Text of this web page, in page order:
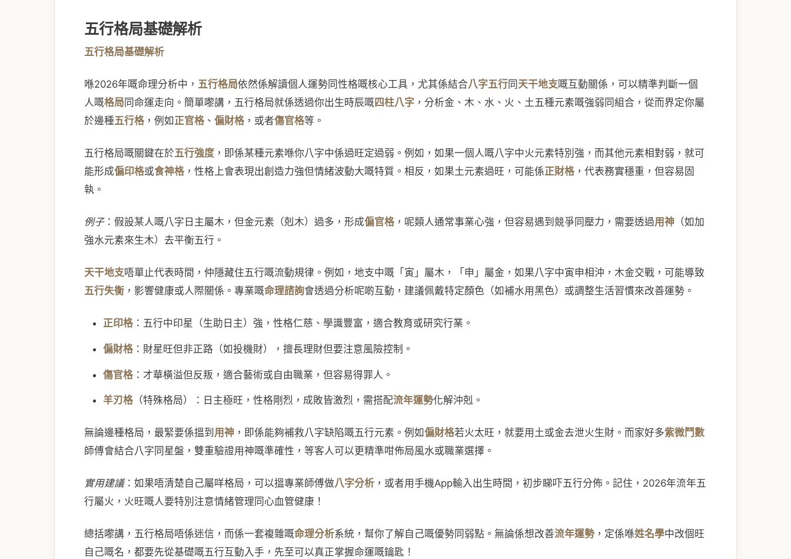
五行格局基礎解析
五行格局基礎解析
喺2026年嘅命理分析中， 五行格局依然係解讀個人運勢同性格嘅核心工具，尤其係結合八字五行同 天干地支嘅互動關係，可以精準判斷一個
人嘅格局 同命運走向。簡單嚟講，五行格局就係透過你出生時辰嘅四柱八字 ，分析金、木、水、火、土五種元素嘅強弱同組合，從而界定你屬
於邊種五行格 ，例如 正官格 、 偏財格 ，或者傷官格等。
五行格局嘅關鍵在於五行強度 ，即係某種元素喺你八字中係過旺定過弱。例如，如果一個人嘅八字中火元素特別強，而其他元素相對弱，就可
能形成偏印格或食神格 ，性格上會表現出創造力強但情緒波動大嘅特質。相反，如果土元素過旺，可能係正財格 ，代表務實穩重，但容易固
執。
例子：假設某人嘅八字日主屬木，但金元素（剋木）過多，形成偏官格 ，呢類人通常事業心強，但容易遇到競爭同壓力，需要透過用神 （如加
強水元素來生木）去平衡五行。
天干地支唔單止代表時間，仲隱藏住五行嘅流動規律。例如，地支中嘅「寅」屬木，「申」屬金，如果八字中寅申相沖，木金交戰，可能導致
五行失衡 ，影響健康或人際關係。專業嘅命理諮詢會透過分析呢啲互動，建議佩戴特定顏色（如補水用黑色）或調整生活習慣來改善運勢。
正印格 ：五行中印星（生助日主）強，性格仁慈、學識豐富，適合教育或研究行業。
偏財格 ：財星旺但非正路（如投機財），擅長理財但要注意風險控制。
傷官格 ：才華橫溢但反叛，適合藝術或自由職業，但容易得罪人。
羊刃格 （特殊格局）：日主極旺，性格剛烈，成敗皆激烈，需搭配流年運勢化解沖剋。
無論邊種格局，最緊要係搵到 用神 ，即係能夠補救八字缺陷嘅五行元素。例如偏財格若火太旺，就要用土或金去泄火生財。而家好多紫微鬥數
師傅會結合八字同星盤，雙重驗證用神嘅準確性，等客人可以更精準咁佈局風水或職業選擇。
實用建議：如果唔清楚自己屬咩格局，可以搵專業師傅做八字分析 ，或者用手機App輸入出生時間，初步睇吓五行分佈。記住，2026年流年五
行屬火，火旺嘅人要特別注意情緒管理同心血管健康！
總括嚟講，五行格局唔係迷信，而係一套複雜嘅命理分析系統，幫你了解自己嘅優勢同弱點。無論係想改善流年運勢 ，定係喺姓名學中改個旺
自己嘅名，都要先從基礎嘅五行互動入手，先至可以真正掌握命運嘅鑰匙！